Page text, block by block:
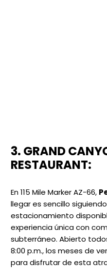
3. GRAND
RESTAURANT:
En 115 Mile Marker AZ-66,
llegar es sencillo
estacionamiento
experiencia única con
subterráneo. Abierto
8:00 p.m., los meses de
para disfrutar de esta